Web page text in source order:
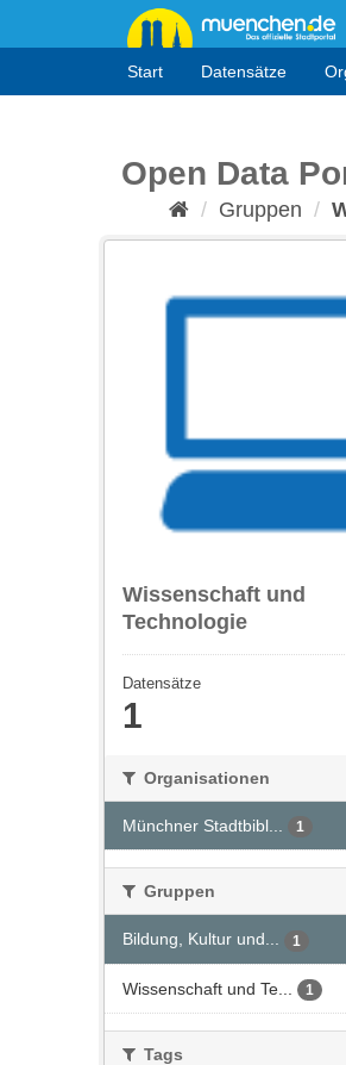
Start Datensätze
Open Data
Gruppen
Wissenschaft und
Technologie
Datensätze
1
Organisationen
Münchner Stadtbibl... 1
Gruppen
Bildung, Kultur und... 1
Wissenschaft und Te... 1
Tags